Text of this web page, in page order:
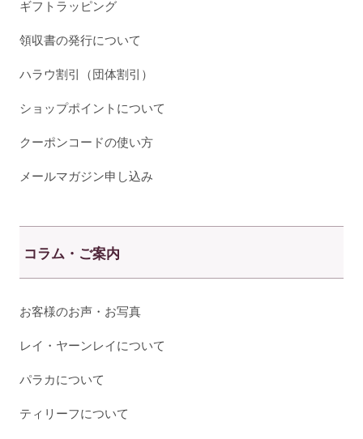
ギフトラッピング
領収書の発行について
ハラウ割引（団体割引）
ショップポイントについて
クーポンコードの使い方
メールマガジン申し込み
コラム・ご案内
お客様のお声・お写真
レイ・ヤーンレイについて
パラカについて
ティリーフについて